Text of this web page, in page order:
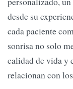
desde su
cada paciente
sonrisa no solo
calidad de vida y
relacionan con